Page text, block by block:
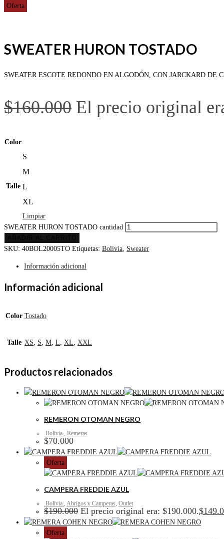
Oferta
SWEATER HURON TOSTADO
SWEATER ESCOTE REDONDO EN ALGODÓN, CON JARCKARD DE
$160.000 El precio original
Color
Talle
S
M
L
XL
Limpiar
SWEATER HURON TOSTADO cantidad
SKU: 40BOL20005TO Etiquetas: Bolivia, Sweater
Información adicional
Información adicional
Color Tostado
Talle XS, S, M, L, XL, XXL
Productos relacionados
REMERON OTOMAN NEGRO
.Bolivia. Remeras
$70.000
Oferta
CAMPERA FREDDIE AZUL
.Bolivia., Abrigos y Camperas, Outlet
$190.000 El precio original era: $190.000.$
Oferta